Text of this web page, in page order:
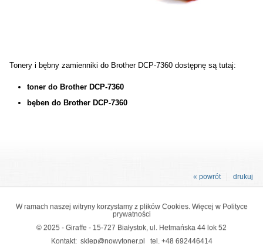
Tonery i bębny zamienniki do Brother DCP-7360 dostępnę są tutaj:
toner do Brother DCP-7360
bęben do Brother DCP-7360
drukuj
« powrót
W ramach naszej witryny korzystamy z plików Cookies. Więcej w Polityce
prywatności
© 2025 - Giraffe - 15-727 Białystok, ul. Hetmańska 44 lok 52
Kontakt: sklep@nowytoner.pl tel. +48 692446414